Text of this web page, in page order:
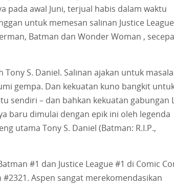
pada awal Juni, terjual habis dalam waktu
untuk memesan salinan Justice
Batman dan Wonder Woman ,
S. Daniel. Salinan ajakan untuk
gempa. Dan kekuatan kuno bangkit
sendiri – dan bahkan kekuatan gabungan
baru dimulai dengan epik ini oleh legenda
utama Tony S. Daniel (Batman: R.I.P.,
#1 dan Justice League #1 di Comic
Aspen sangat merekomendasikan